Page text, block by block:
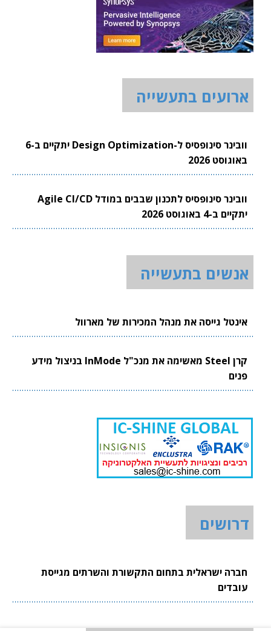
ארועים בתעשייה
וובינר סינופסיס ל-Design Optimization יתקיים ב-6
באוגוסט 2026
וובינר סינופסיס לתכנון שבבים במודל Agile CI/CD
יתקיים ב-4 באוגוסט 2026
אנשים בתעשייה
אינטל גייסה את מנהל המכירות של מארוול
קרן Steel מאשימה את מנכ"ל InMode בניצול מידע
פנים
דרושים
חברה ישראלית בתחום התקשורת והשרתים מגייסת
עובדים